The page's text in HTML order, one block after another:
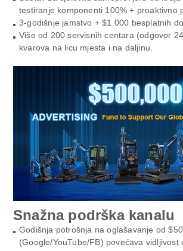
testiranje komponenti 100% + proaktivno
3-godišnje jamstvo + $1.000 besplatnih
Više od 200 servisnih centara (odgovor
kvarova na licu mjesta i na daljinu.
Snažna podrška kanalu
Godišnja potrošnja na oglašavanje od
(Google/YouTube/FB) povećava vidljivost